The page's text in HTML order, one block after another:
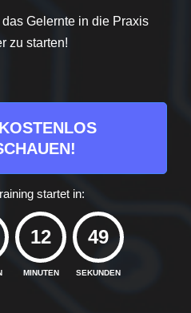
Gelernte in die Praxis
zu starten!
startet in:
12
MINUTEN
48
SEKUNDEN